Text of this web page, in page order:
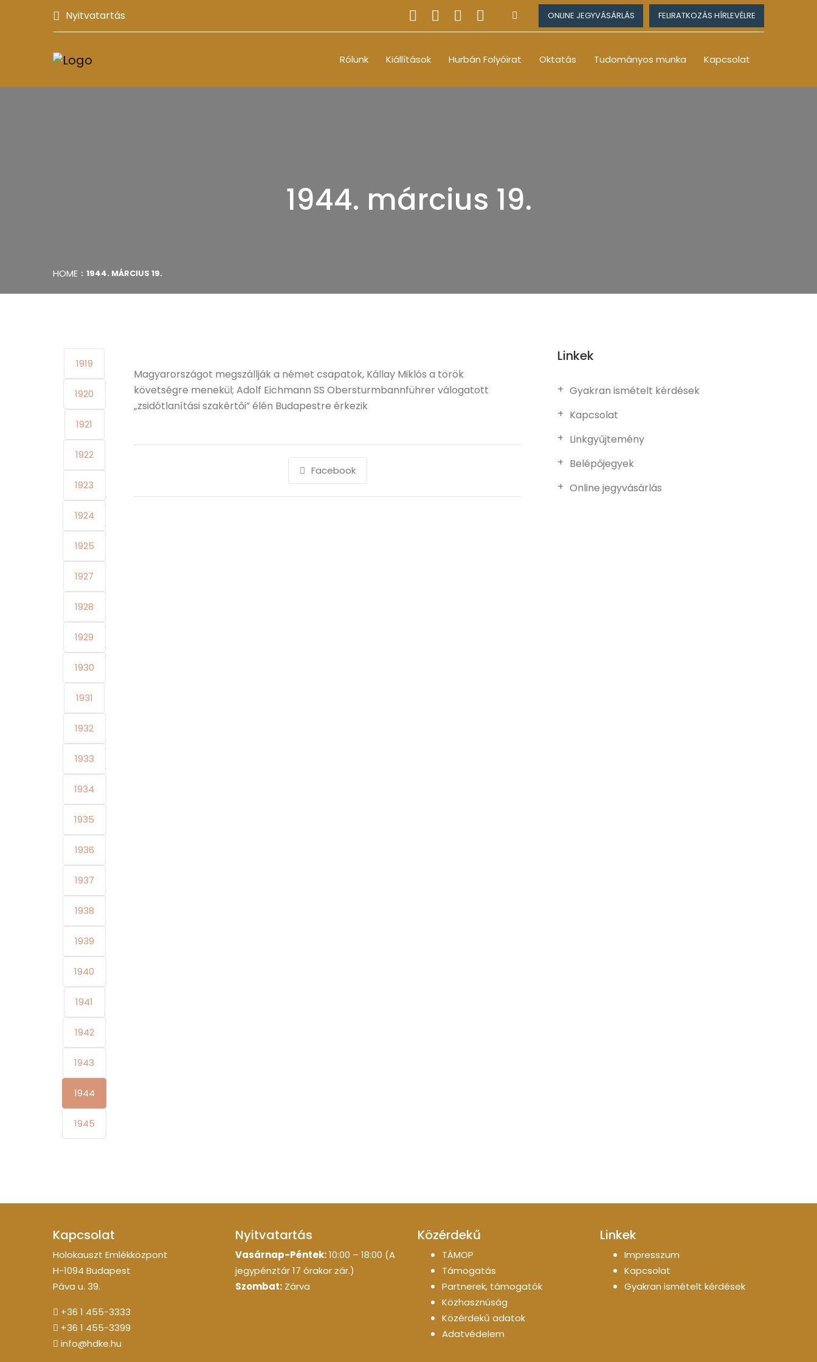
Nyitvatartás ONLINE JEGYVÁSÁRLÁS FELIRATKOZÁS HÍRLEVÉLRE
Rólunk Kiállítások Hurbán Folyóirat Oktatás Tudományos munka Kapcsolat
1944. március 19.
HOME 1944. MÁRCIUS 19.
1919
1920
1921
1922
1923
1924
1925
1927
1928
1929
1930
1931
1932
1933
1934
1935
1936
1937
1938
1939
1940
1941
1942
1943
1944
1945
Magyarországot megszállják a német csapatok, Kállay Miklós a török
követségre menekül; Adolf Eichmann SS Obersturmbannführer válogatott
„zsidótlanítási szakértői” élén Budapestre érkezik
Facebook
Linkek
Gyakran ismételt kérdések
Kapcsolat
Linkgyűjtemény
Belépőjegyek
Online jegyvásárlás
Kapcsolat
Holokauszt Emlékközpont
H-1094 Budapest
Páva u. 39.
+36 1 455-3333
+36 1 455-3399
info@hdke.hu
Nyitvatartás
Vasárnap-Péntek:10:00 – 18:00 (A
jegypénztár 17 órakor zár.)
Szombat: Zárva
Közérdekű
TÁMOP
Támogatás
Partnerek, támogatók
Közhasznúság
Közérdekű adatok
Adatvédelem
Linkek
Impresszum
Kapcsolat
Gyakran ismételt kérdések